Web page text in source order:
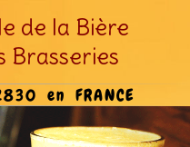
de la Bière
Brasseries
en FRANCE